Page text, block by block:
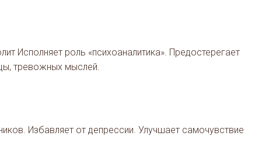
Исполняет роль «психоаналитика». Предостерегает
тревожных мыслей.
Избавляет от депрессии. Улучшает самочувствие